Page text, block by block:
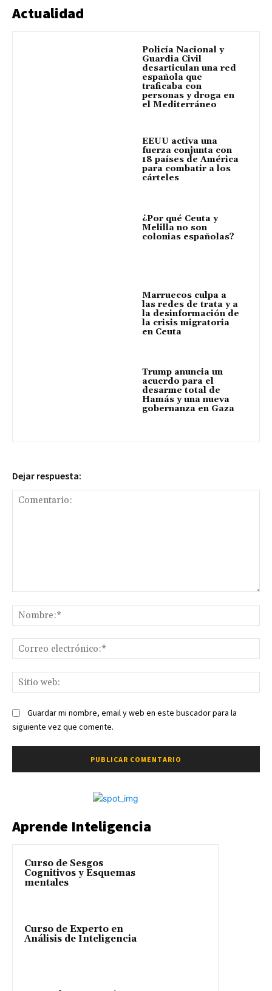
Actualidad
Policía Nacional y
Guardia Civil
desarticulan una red
española que
traficaba con
personas y droga en
el Mediterráneo
EEUU activa una
fuerza conjunta con
18 países de América
para combatir a los
cárteles
¿Por qué Ceuta y
Melilla no son
colonias españolas?
Marruecos culpa a
las redes de trata y a
la desinformación de
la crisis migratoria
en Ceuta
Trump anuncia un
acuerdo para el
desarme total de
Hamás y una nueva
gobernanza en Gaza
Dejar respuesta:
Guardar mi nombre, email y web en este buscador para la
siguiente vez que comente.
Aprende Inteligencia
Curso de Sesgos
Cognitivos y Esquemas
mentales
Curso de Experto en
Análisis de Inteligencia